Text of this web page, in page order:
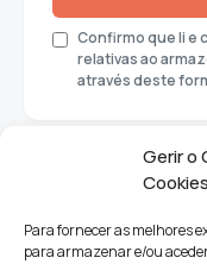
Gerir o
Cookies
Para fornecer as melhores
para armazenar e/ou
Confirmo que li e
relativas ao
através deste